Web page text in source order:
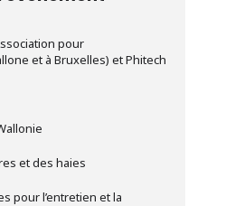
pour
et à Bruxelles) et Phitech
et des haies
pour l’entretien et la